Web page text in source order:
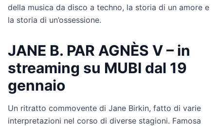
della musica da disco a techno, la storia di un amore e
la storia di un’ossessione.
JANE B. PAR AGNÈS V – in
streaming su MUBI dal 19
gennaio
Un ritratto commovente di Jane Birkin, fatto di varie
interpretazioni nel corso di diverse stagioni. Famosa